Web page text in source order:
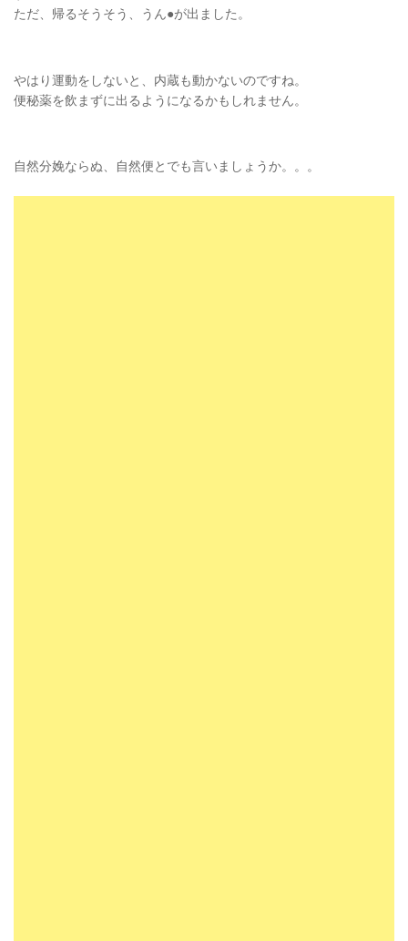
ただ、帰るそうそう、うん●が出ました。
やはり運動をしないと、内蔵も動かないのですね。
便秘薬を飲まずに出るようになるかもしれません。
自然分娩ならぬ、自然便とでも言いましょうか。。。